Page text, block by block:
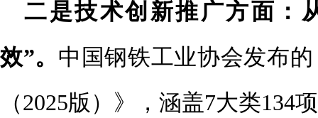
二是技术创新推广方面：
效”。 中国钢铁工业协会发布
（2025版）》，涵盖7大类134